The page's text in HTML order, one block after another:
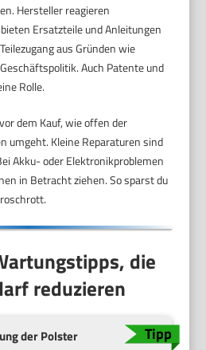
Hersteller reagieren
Ersatzteile und Anleitungen
aus Gründen wie
Auch Patente und
Rolle.
dem Kauf, wie offen der
umgeht. Kleine Reparaturen sind
Akku- oder Elektronikproblemen
in Betracht ziehen. So sparst du
die
reduzieren
der Polster